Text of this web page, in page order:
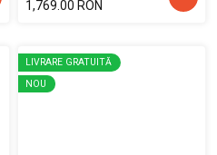
1,769.00 RON
LIVRARE GRATUITĂ
NOU